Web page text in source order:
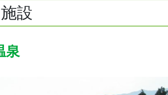
設
泉